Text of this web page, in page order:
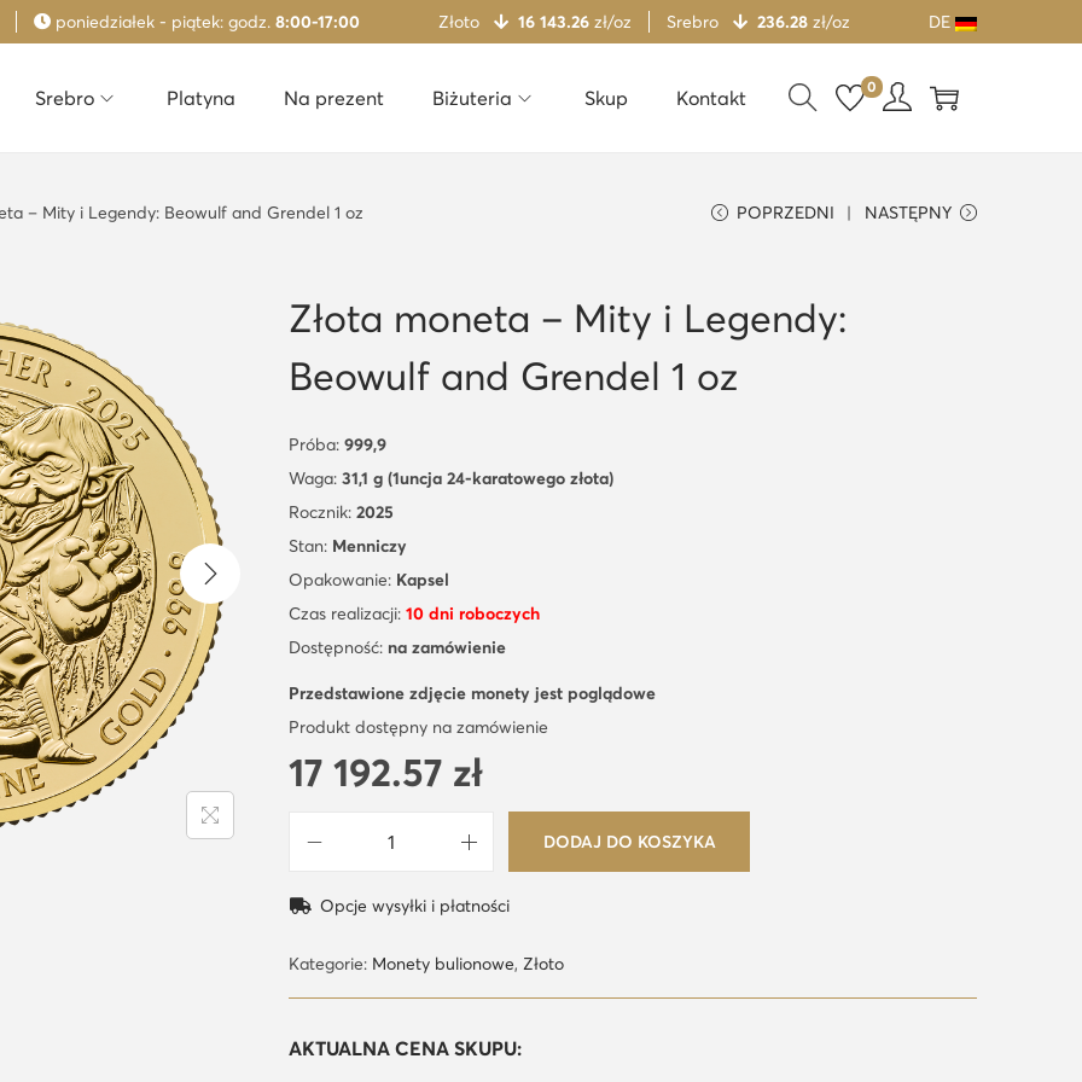
poniedziałek - piątek: godz. 8:00-17:00 Złoto 16 143.26zł/oz Srebro 236.28zł/oz DE
Srebro Platyna Na prezent Biżuteria Skup Kontakt 0
– Mity i Legendy: Beowulf and Grendel 1 oz POPRZEDNI NASTĘPNY
Złota moneta – Mity i Legendy:
Beowulf and Grendel 1 oz
Próba: 999,9
Waga: 31,1 g (1uncja 24-karatowego złota)
Rocznik: 2025
Stan: Menniczy
Opakowanie: Kapsel
Czas realizacji: 10 dni roboczych
Dostępność: na zamówienie
Przedstawione zdjęcie monety jest poglądowe
Produkt dostępny na zamówienie
17 192.57 zł
ś
ł
DODAJ DO KOSZYKA
Opcje wysyłki i płatności
Kategorie: Monety bulionowe, Złoto
AKTUALNA CENA SKUPU: